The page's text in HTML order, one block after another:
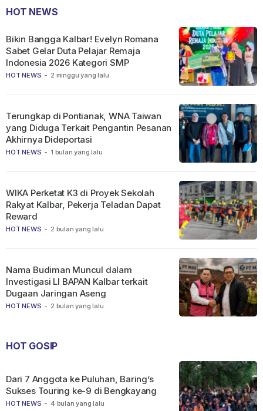
HOT NEWS
HOT NEWS - 2 minggu yang lalu
Bikin Bangga Kalbar! Evelyn Romana
Sabet Gelar Duta Pelajar Remaja
Indonesia 2026 Kategori SMP
HOT NEWS - 1 bulan yang lalu
Terungkap di Pontianak, WNA Taiwan
yang Diduga Terkait Pengantin Pesanan
Akhirnya Dideportasi
HOT NEWS - 2 bulan yang lalu
WIKA Perketat K3 di Proyek Sekolah
Rakyat Kalbar, Pekerja Teladan Dapat
Reward
HOT NEWS - 2 bulan yang lalu
Nama Budiman Muncul dalam
Investigasi LI BAPAN Kalbar terkait
Dugaan Jaringan Aseng
HOT GOSIP
HOT NEWS - 4 bulan yang lalu
Dari 7 Anggota ke Puluhan, Baring’s
Sukses Touring ke-9 di Bengkayang